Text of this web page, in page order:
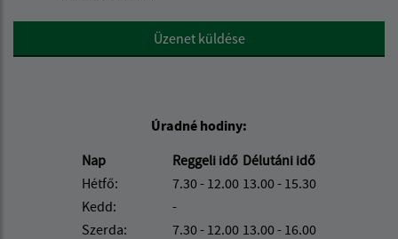
Google reCaptcha ResponseÜzenet küldése
Úradné hodiny:
Nap
Reggeli idő Délutáni idő
Hétfő:
7.30 - 12.00 13.00 - 15.30
Kedd:
-
Szerda:
7.30 - 12.00 13.00 - 16.00